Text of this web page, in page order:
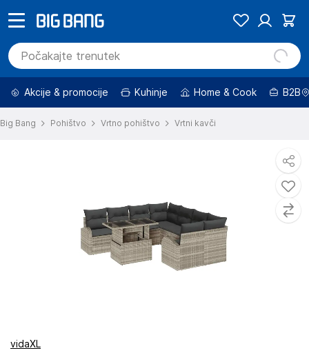
Akcije & promocije Kuhinje Home & Cook B2B
Big Bang Pohištvo Vrtno pohištvo Vrtni kavči
vidaXL